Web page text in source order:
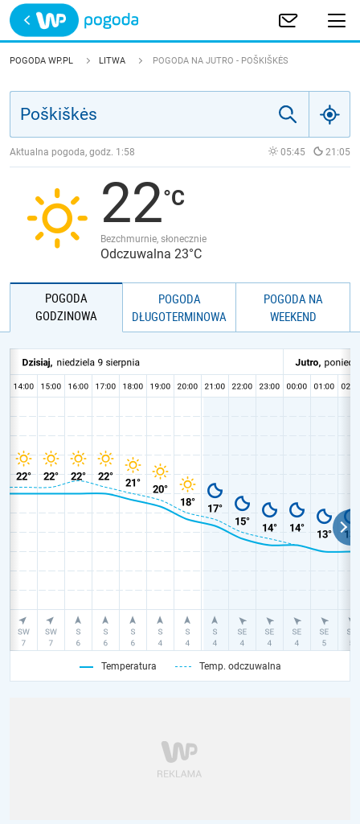
Trwa ładowanie
POLSKA
JAKOŚĆ POWIETRZA
POGODA WP.PL LITWA POGODA NA JUTRO - POŠKIŠKĖS
Aktualna pogoda, godz. 1:58 05:45 21:05
22
Bezchmurnie, słonecznie
Odczuwalna 23°C
POGODA
GODZINOWA
POGODA
DŁUGOTERMINOWA
POGODA NA
WEEKEND
Temperatura Temp. odczuwalna